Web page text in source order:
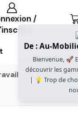
/
De : Au-
Bienvenue, 🚀
découvrir les
| 💡 Trop de